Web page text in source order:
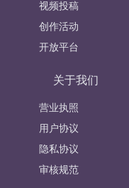
视频投稿
创作活动
开放平台
关于我们
营业执照
用户协议
隐私协议
审核规范